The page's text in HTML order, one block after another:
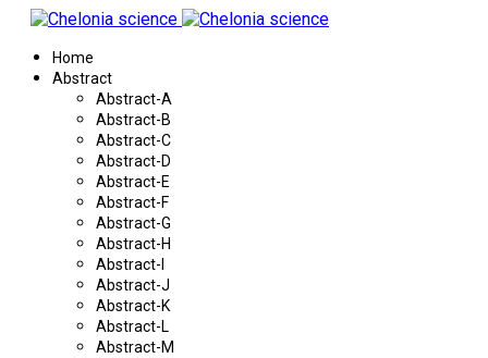
Home
Abstract
Abstract-A
Abstract-B
Abstract-C
Abstract-D
Abstract-E
Abstract-F
Abstract-G
Abstract-H
Abstract-I
Abstract-J
Abstract-K
Abstract-L
Abstract-M